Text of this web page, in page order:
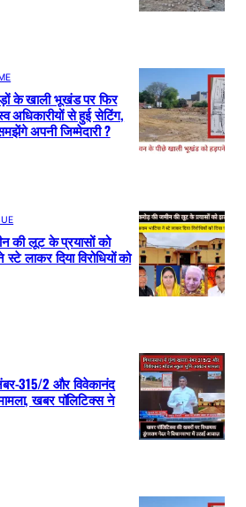
के खाली भूखंड पर फिर
अधिकारीयों से हुई सेटिंग,
अपनी जिम्मेदारी ?
की लूट के प्रयासों को
लाकर दिया विरोधियों को
315/2 और विवेकानंद
खबर पॉलिटिक्स ने